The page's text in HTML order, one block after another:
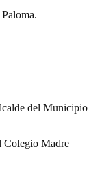
del Municipio
Colegio Madre